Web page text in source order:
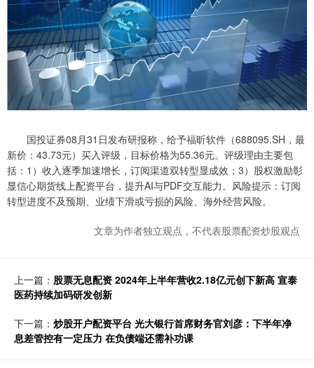
国投证券08月31日发布研报称，给予福昕软件（688095.SH，最
新价：43.73元）买入评级，目标价格为55.36元。评级理由主要包
括：1）收入逐季加速增长，订阅渠道双转型显成效；3）股权激励彰
显信心期货线上配资平台，提升AI与PDF交互能力。风险提示：订阅
转型进度不及预期、业绩下滑或亏损的风险、海外经营风险。
文章为作者独立观点，不代表股票配资炒股观点
上一篇： 股票无息配资 2024年上半年营收2.18亿元创下新高 宣泰
医药持续加码研发创新
下一篇： 炒股开户配资平台 光大银行首席财务官刘彦：下半年净
息差管控有一定压力 在负债端还需补功课